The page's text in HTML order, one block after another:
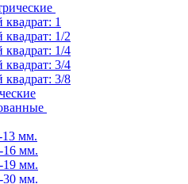
1
1/2
1/4
3/4
3/8
13 мм.
16 мм.
19 мм.
30 мм.